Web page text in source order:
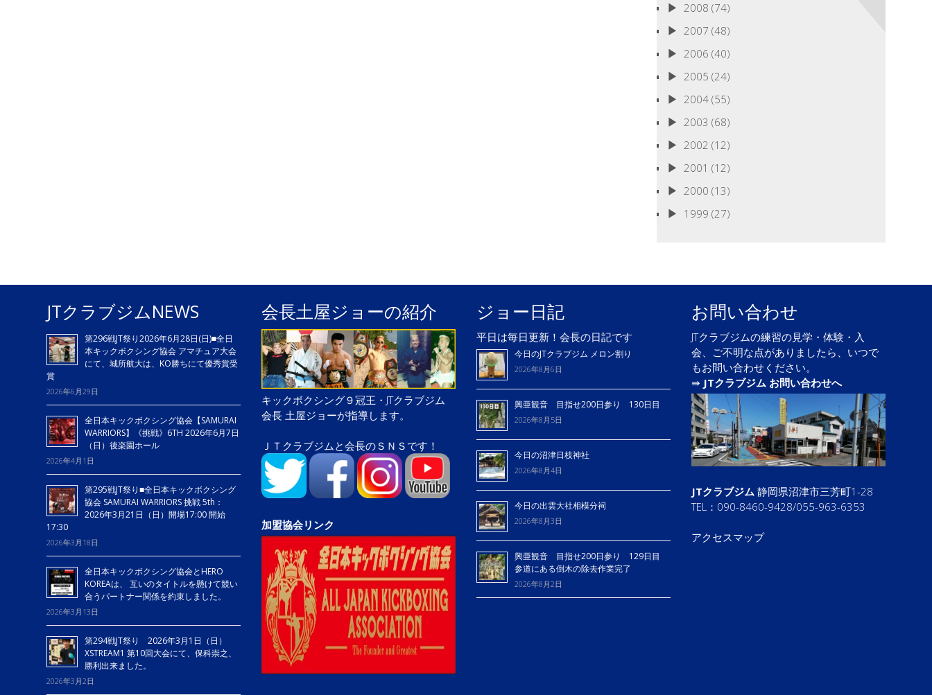
2008 (74)
2007 (48)
2006 (40)
2005 (24)
2004(55)
2003 (68)
2002 (12)
2001 (12)
2000 (13)
1999 (27)
JTクラブジムNEWS
第296戦JT祭り2026年6月28日(日)■全日
本キックボクシング協会 アマチュア大会
にて、城所航大は、KO勝ちにて優秀賞受
賞
2026年6月29日
全日本キックボクシング協会【SAMURAI
WARRIORS】《挑戦》6TH 2026年6月7日
（日）後楽園ホール
2026年4月1日
第295戦JT祭り■全日本キックボクシング
協会 SAMURAI WARRIORS 挑戦 5th：
2026年3月21日（日）開場17:00 開始
17:30
2026年3月18日
全日本キックボクシング協会とHERO
KOREAは、 互いのタイトルを懸けて競い
合うパートナー関係を約束しました。
2026年3月13日
第294戦JT祭り 2026年3月1日（日）
XSTREAM1 第10回大会にて、保科崇之、
勝利出来ました。
2026年3月2日
会長土屋ジョーの紹介
キックボクシング９冠王・JTクラブジム
会長 土屋ジョーが指導します。
ＪＴクラブジムと会長のＳＮＳです！
加盟協会リンク
ジョー日記
平日は毎日更新！会長の日記です
今日のJTクラブジム メロン割り
2026年8月6日
興亜観音 目指せ200日参り 130日目
2026年8月5日
今日の沼津日枝神社
2026年8月4日
今日の出雲大社相模分祠
2026年8月3日
興亜観音 目指せ200日参り 129日目
参道にある倒木の除去作業完了
2026年8月2日
お問い合わせ
JTクラブジムの練習の見学・体験・入
会、ご不明な点がありましたら、いつで
もお問い合わせください。
⇛ JTクラブジム お問い合わせへ
JTクラブジム静岡県沼津市三芳町1-28
TEL：090-8460-9428/055-963-6353
アクセスマップ